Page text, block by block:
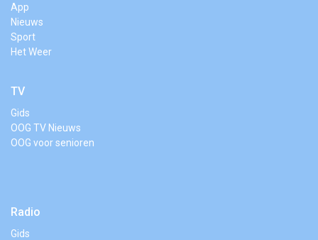
App
Nieuws
Sport
Het Weer
TV
Gids
OOG TV Nieuws
OOG voor senioren
Radio
Gids